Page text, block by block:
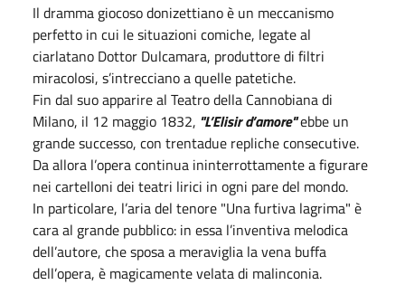
Il dramma giocoso donizettiano è un meccanismo
perfetto in cui le situazioni comiche, legate al
ciarlatano Dottor Dulcamara, produttore di filtri
miracolosi, s’intrecciano a quelle patetiche.
Fin dal suo apparire al Teatro della Cannobiana di
Milano, il 12 maggio 1832, "L’Elisir d’amore"ebbe un
grande successo, con trentadue repliche consecutive.
Da allora l’opera continua ininterrottamente a figurare
nei cartelloni dei teatri lirici in ogni pare del mondo.
In particolare, l’aria del tenore "Una furtiva lagrima" è
cara al grande pubblico: in essa l’inventiva melodica
dell’autore, che sposa a meraviglia la vena buffa
dell’opera, è magicamente velata di malinconia.